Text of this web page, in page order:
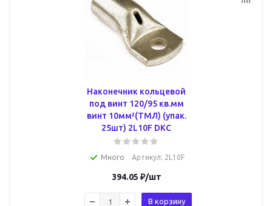
Наконечник кольцевой
под винт 120/95 кв.мм
винт 10мм²(ТМЛ) (упак.
25шт) 2L10F DKC
Много Артикул: 2L10F
394.05 ₽/шт
В корзину